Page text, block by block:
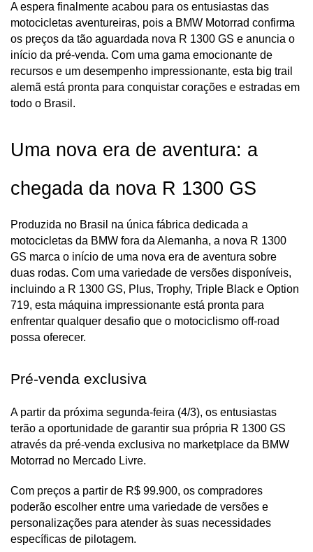
A espera finalmente acabou para os entusiastas das
motocicletas aventureiras, pois a BMW Motorrad confirma
os preços da tão aguardada nova R 1300 GS e anuncia o
início da pré-venda. Com uma gama emocionante de
recursos e um desempenho impressionante, esta big trail
alemã está pronta para conquistar corações e estradas em
todo o Brasil.
Uma nova era de aventura: a
chegada da nova R 1300 GS
Produzida no Brasil na única fábrica dedicada a
motocicletas da BMW fora da Alemanha, a nova R 1300
GS marca o início de uma nova era de aventura sobre
duas rodas. Com uma variedade de versões disponíveis,
incluindo a R 1300 GS, Plus, Trophy, Triple Black e Option
719, esta máquina impressionante está pronta para
enfrentar qualquer desafio que o motociclismo off-road
possa oferecer.
Pré-venda exclusiva
A partir da próxima segunda-feira (4/3), os entusiastas
terão a oportunidade de garantir sua própria R 1300 GS
através da pré-venda exclusiva no marketplace da BMW
Motorrad no Mercado Livre.
Com preços a partir de R$ 99.900, os compradores
poderão escolher entre uma variedade de versões e
personalizações para atender às suas necessidades
específicas de pilotagem.